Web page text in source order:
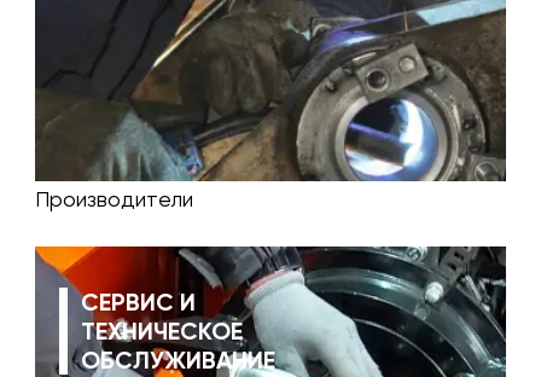
Производители
СЕРВИС И
ТЕХНИЧЕСКОЕ
ОБСЛУЖИВАНИЕ